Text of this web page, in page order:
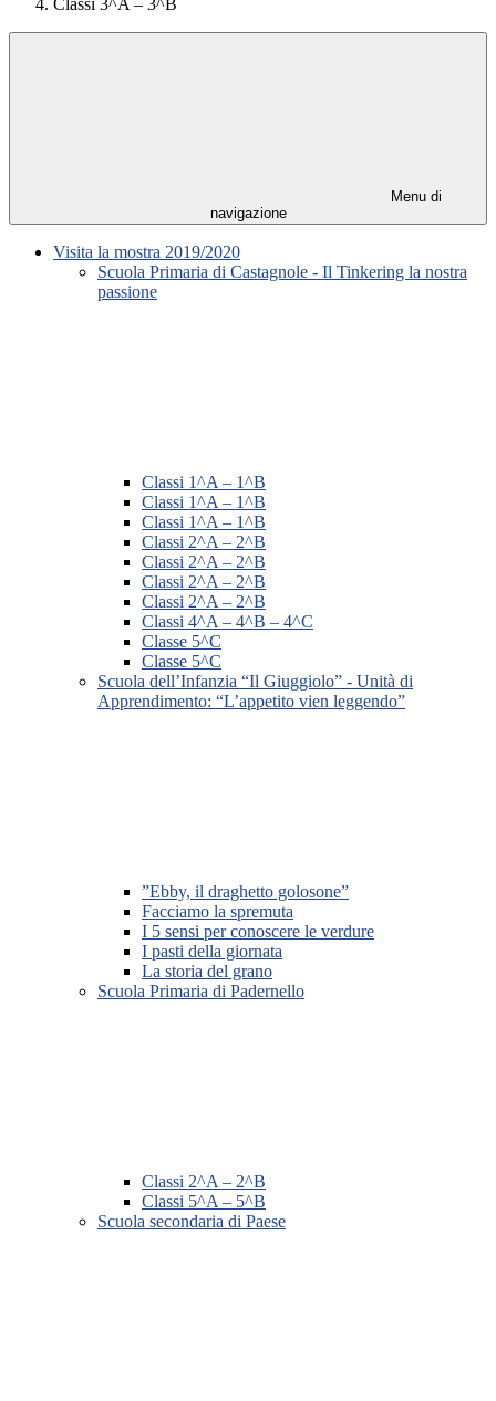
Classi 3^A – 3^B
Menu di
navigazione
Visita la mostra 2019/2020
Scuola Primaria di Castagnole - Il Tinkering la nostra
passione
Classi 1^A – 1^B
Classi 1^A – 1^B
Classi 1^A – 1^B
Classi 2^A – 2^B
Classi 2^A – 2^B
Classi 2^A – 2^B
Classi 2^A – 2^B
Classi 4^A – 4^B – 4^C
Classe 5^C
Classe 5^C
Scuola dell’Infanzia “Il Giuggiolo” - Unità di
Apprendimento: “L’appetito vien leggendo”
”Ebby, il draghetto golosone”
Facciamo la spremuta
I 5 sensi per conoscere le verdure
I pasti della giornata
La storia del grano
Scuola Primaria di Padernello
Classi 2^A – 2^B
Classi 5^A – 5^B
Scuola secondaria di Paese